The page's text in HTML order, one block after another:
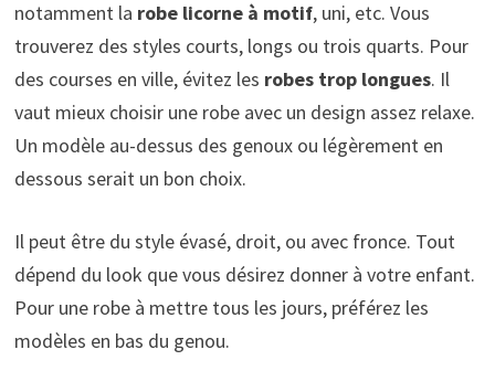
notamment la robe licorne à motif, uni, etc. Vous
trouverez des styles courts, longs ou trois quarts. Pour
des courses en ville, évitez les robes trop longues. Il
vaut mieux choisir une robe avec un design assez relaxe.
Un modèle au-dessus des genoux ou légèrement en
dessous serait un bon choix.
Il peut être du style évasé, droit, ou avec fronce. Tout
dépend du look que vous désirez donner à votre enfant.
Pour une robe à mettre tous les jours, préférez les
modèles en bas du genou.